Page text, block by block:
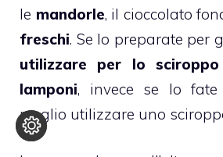
le mandorle, il cioccolato
freschi. Se lo preparate per
utilizzare per lo
lamponi, invece se lo
meglio utilizzare uno